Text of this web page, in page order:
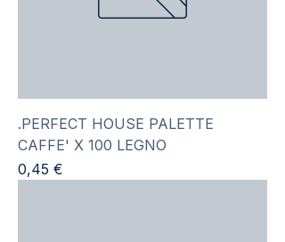
.PERFECT HOUSE PALETTE
CAFFE' X 100 LEGNO
Prezzo
0,45 €